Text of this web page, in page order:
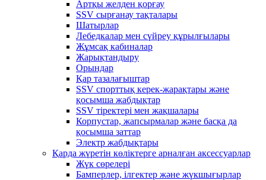
Артқы желден қорғау
SSV сырғанау тақталары
Шатырлар
Лебедкалар мен сүйреу құрылғылары
Жұмсақ кабиналар
Жарықтандыру
Орындар
Қар тазалағыштар
SSV спорттық керек-жарақтары және
қосымша жабдықтар
SSV тіректері мен жақшалары
Корпустар, жапсырмалар және басқа да
қосымша заттар
Электр жабдықтары
Қарда жүретін көліктерге арналған аксессуарлар
Жүк сөрелері
Бамперлер, ілгектер және жүкшығырлар